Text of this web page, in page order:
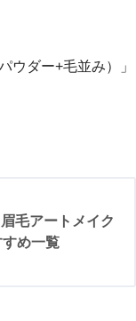
ウダー+毛並み）」
毛アートメイク
め一覧